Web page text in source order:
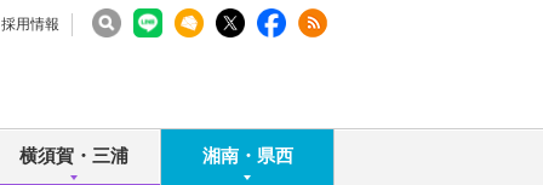
採用情報
横須賀・三浦 湘南・県西